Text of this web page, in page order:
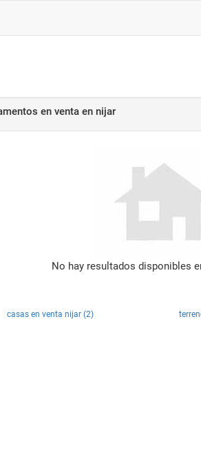
en venta en nijar
No hay resultados disponibles
casas en venta nijar (2)